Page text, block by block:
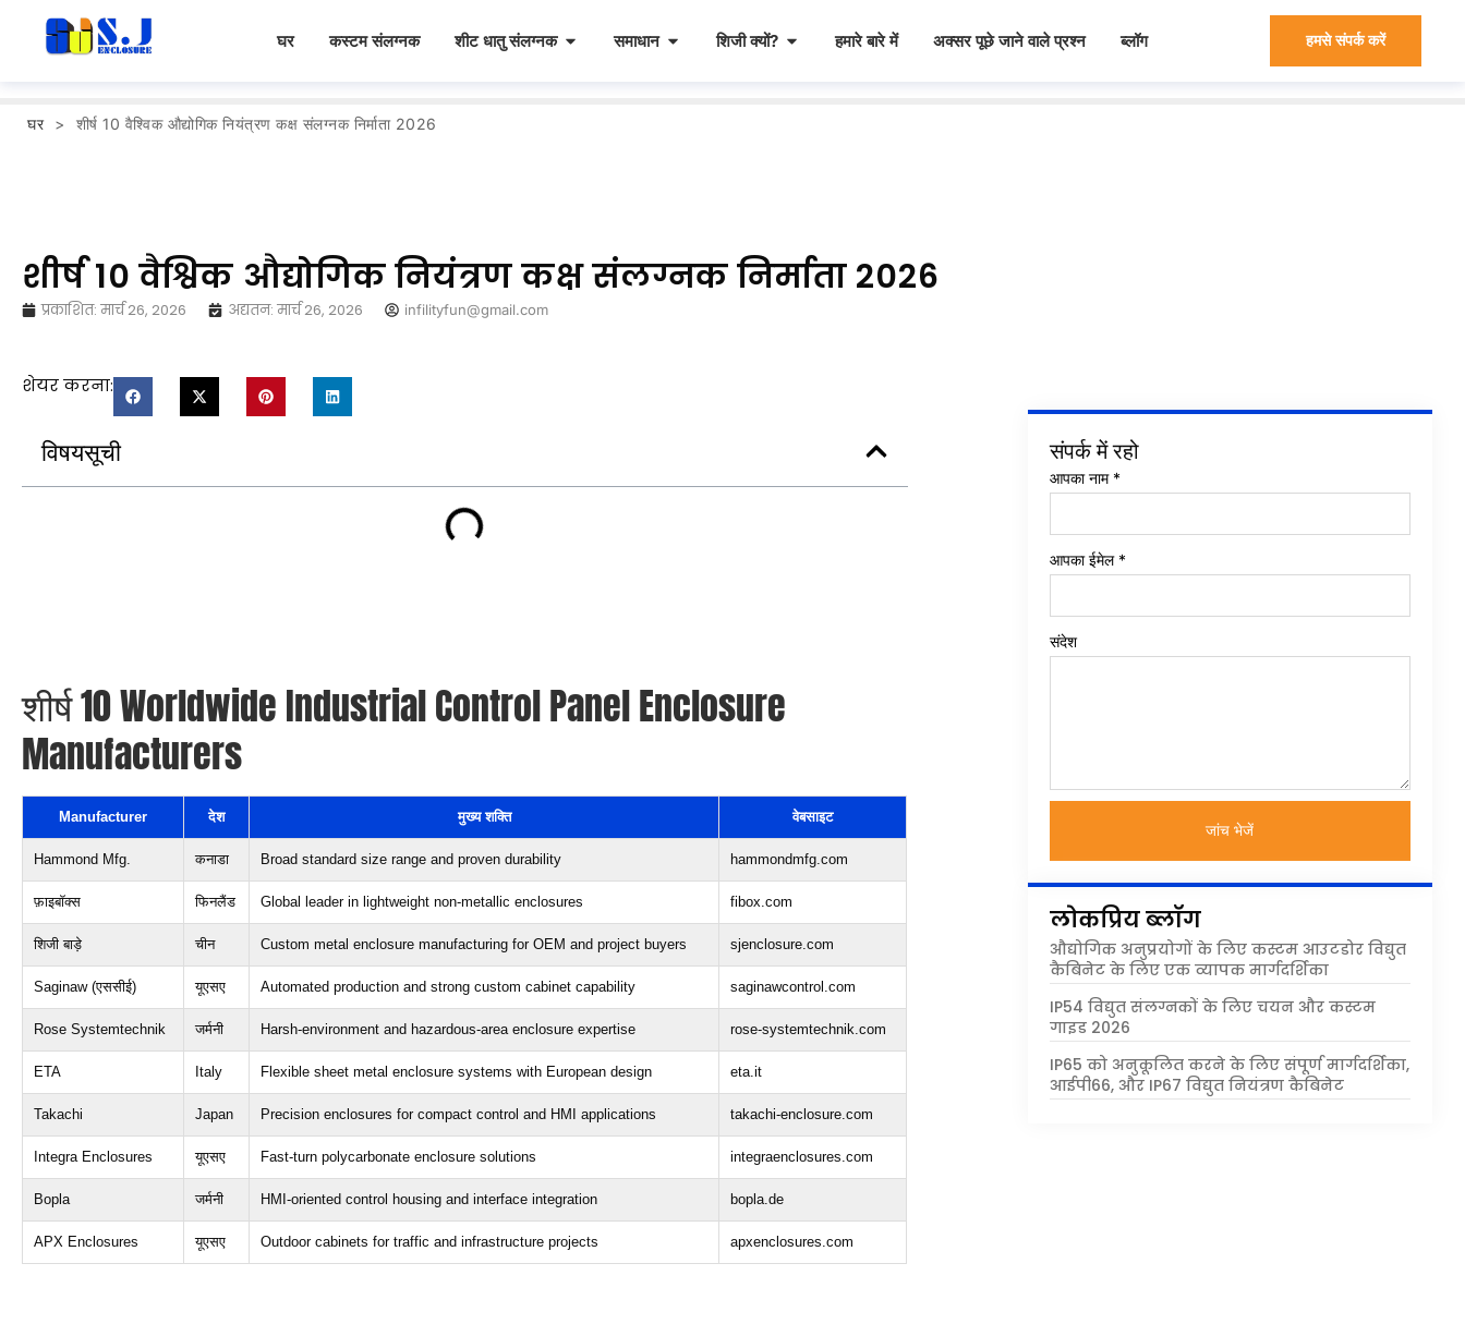
घर कस्टम संलग्नक शीट धातु संलग्नक समाधान शिजी क्यों? हमारे बारे में अक्सर पूछे जाने वाले प्रश्न ब्लॉग हमसे संपर्क करें
घर > शीर्ष 10 वैश्विक औद्योगिक नियंत्रण कक्ष संलग्नक निर्माता 2026
शीर्ष 10 वैश्विक औद्योगिक नियंत्रण कक्ष संलग्नक निर्माता 2026
प्रकाशित: मार्च 26, 2026 अद्यतन: मार्च 26, 2026 infilityfun@gmail.com
शेयर करना:
विषयसूची
शीर्ष 10Worldwide Industrial Control Panel Enclosure
Manufacturers
Manufacturer देश मुख्य शक्ति वेबसाइट
Hammond Mfg. कनाडा Broad standard size range and proven durability hammondmfg.com
फ़ाइबॉक्स फिनलैंड Global leader in lightweight non-metallic enclosures fibox.com
शिजी बाड़े चीन Custom metal enclosure manufacturing for OEM and project buyers sjenclosure.com
Saginaw(एससीई) यूएसए Automated production and strong custom cabinet capability saginawcontrol.com
Rose Systemtechnik जर्मनी Harsh-environment and hazardous-area enclosure expertise rose-systemtechnik.com
ETA Italy Flexible sheet metal enclosure systems with European design eta.it
Takachi Japan Precision enclosures for compact control and HMI applications takachi-enclosure.com
Integra Enclosures यूएसए Fast-turn polycarbonate enclosure solutions integraenclosures.com
Bopla जर्मनी HMI-oriented control housing and interface integration bopla.de
APX Enclosures यूएसए Outdoor cabinets for traffic and infrastructure projects apxenclosures.com
संपर्क में रहो
आपका नाम *
आपका ईमेल *
संदेश
जांच भेजें
लोकप्रिय ब्लॉग
औद्योगिक अनुप्रयोगों के लिए कस्टम आउटडोर विद्युत
कैबिनेट के लिए एक व्यापक मार्गदर्शिका
IP54 विद्युत संलग्नकों के लिए चयन और कस्टम
गाइड 2026
IP65 को अनुकूलित करने के लिए संपूर्ण मार्गदर्शिका,
आईपी66, और IP67 विद्युत नियंत्रण कैबिनेट